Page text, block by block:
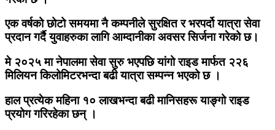
एक वर्षको छोटो समयमा नै कम्पनीले सुरक्षित र भरपर्दो यात्रा सेवा
प्रदान गर्दै युवाहरुका लागि आम्दानीका अवसर सिर्जना गरेको छ।
मे २०२५ मा नेपालमा सेवा सुरु भएपछि यांगो राइड मार्फत २२६
मिलियन किलोमिटरभन्दा बढी यात्रा सम्पन्न भएको छ ।
हाल प्रत्येक महिना १० लाखभन्दा बढी मानिसहरू याङ्गो राइड
प्रयोग गरिरहेका छन् ।